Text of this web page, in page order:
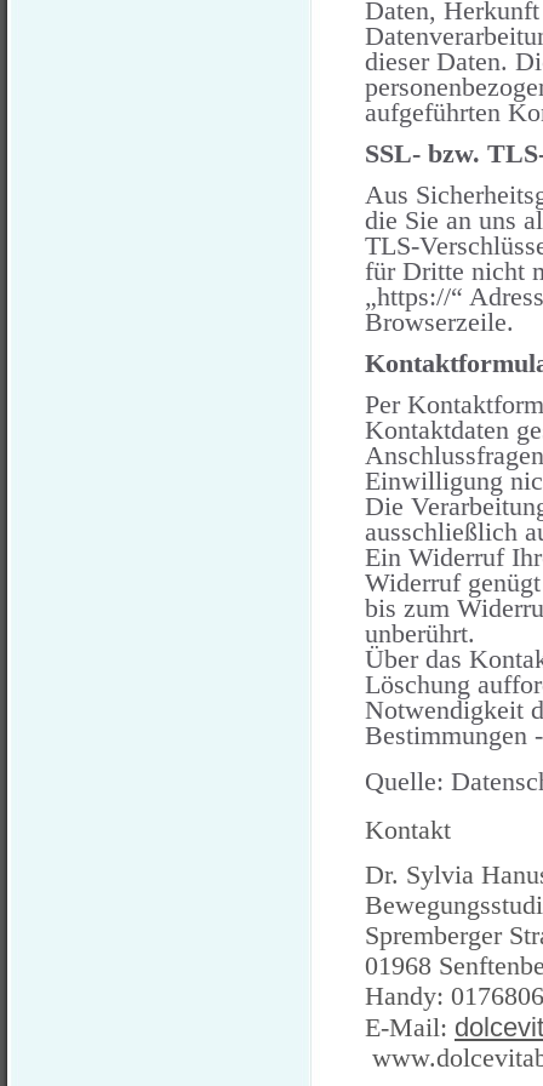
Daten,
dieser Daten.
aufgeführten
SSL- bzw.
Aus
die Sie an uns
TLS-
für Dritte nicht
„https://“
Browserzeile.
Per
Kontaktdaten
Einwilligung
Die
ausschließlich
Ein Widerruf
Widerruf
bis zum
unberührt.
Über das
Löschung
Notwendigkeit
Bestimmungen
Quelle:
Kontakt
Dr. Sylvia
Spremberger
01968
Handy:
E-Mail: